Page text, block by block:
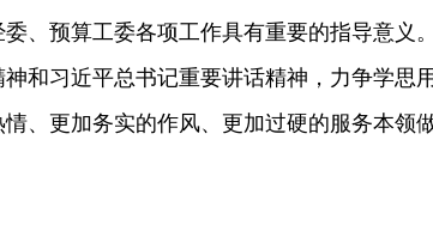
、预算工委各项工作具有重要的指导意义。
和习近平总书记重要讲话精神，力争学思用
、更加务实的作风、更加过硬的服务本领